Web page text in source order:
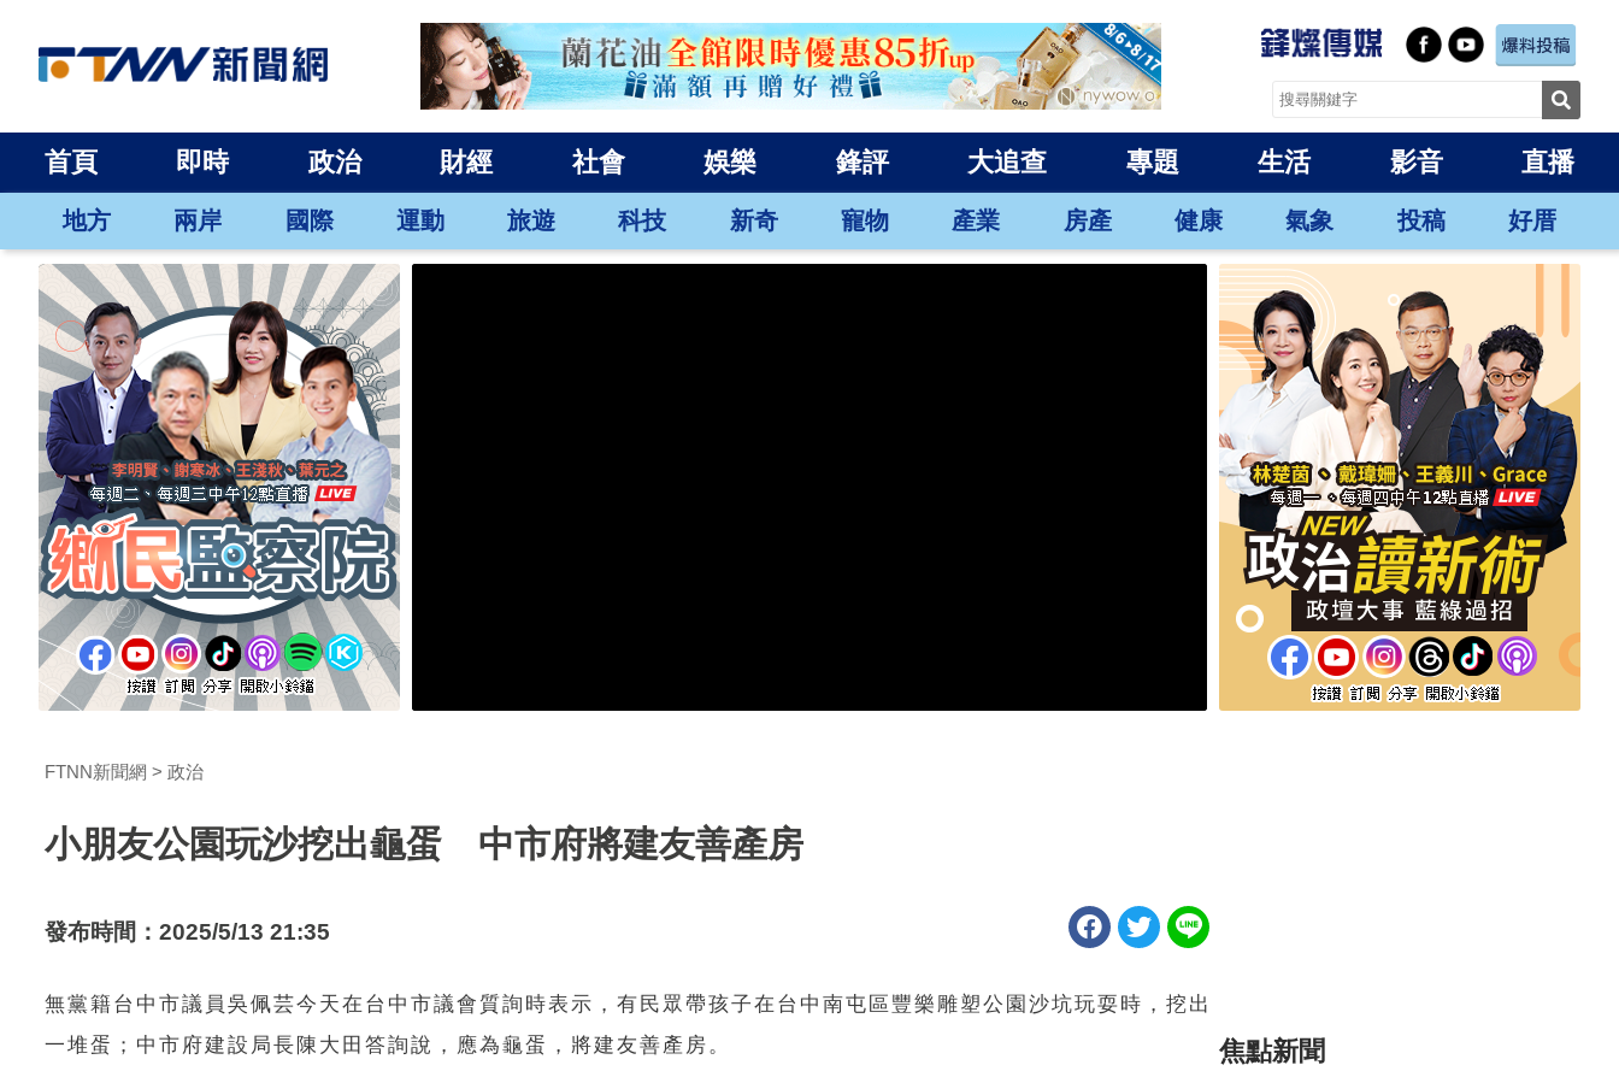
首頁 即時 政治 財經 社會 娛樂 鋒評 大追查 專題 生活 影音 直播
地方 兩岸 國際 運動 旅遊 科技 新奇 寵物 產業 房產 健康 氣象 投稿 好厝
FTNN新聞網 政治
小朋友公園玩沙挖出龜蛋 中市府將建友善產房
發布時間：2025/5/13 21:35
無黨籍台中市議員吳佩芸今天在台中市議會質詢時表示，有民眾帶孩子在台中南屯區豐樂雕塑公園沙坑玩耍時，挖出
一堆蛋；中市府建設局長陳大田答詢說，應為龜蛋，將建友善產房。
焦點新聞